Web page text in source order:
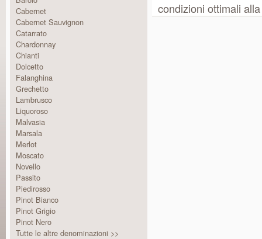
Cabernet
Cabernet Sauvignon
Catarrato
Chardonnay
Chianti
Dolcetto
Falanghina
Grechetto
Lambrusco
Liquoroso
Malvasia
Marsala
Merlot
Moscato
Novello
Passito
Piedirosso
Pinot Bianco
Pinot Grigio
Pinot Nero
Tutte le altre denominazioni >>
condizioni ottimali